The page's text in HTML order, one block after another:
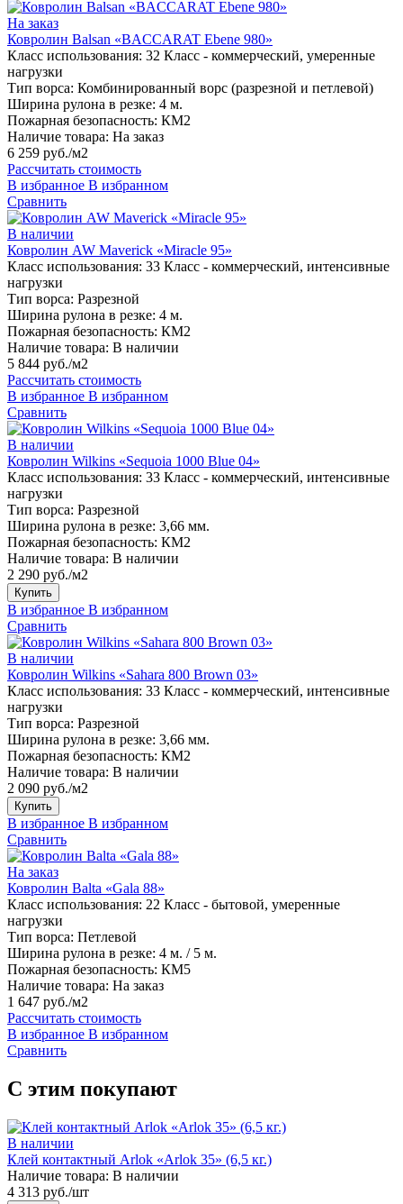
На заказ
Ковролин Balsan «BACCARAT Ebene 980»
Класс использования: 32 Класс - коммерческий, умеренные
нагрузки
Тип ворса: Комбинированный ворс (разрезной и петлевой)
Ширина рулона в резке: 4 м.
Пожарная безопасность: КМ2
Наличие товара: На заказ
6 259 руб./м2
Рассчитать стоимость
В избранное В избранном
Сравнить
В наличии
Ковролин AW Maverick «Miracle 95»
Класс использования: 33 Класс - коммерческий, интенсивные
нагрузки
Тип ворса: Разрезной
Ширина рулона в резке: 4 м.
Пожарная безопасность: КМ2
Наличие товара: В наличии
5 844 руб./м2
Рассчитать стоимость
В избранное В избранном
Сравнить
В наличии
Ковролин Wilkins «Sequoia 1000 Blue 04»
Класс использования: 33 Класс - коммерческий, интенсивные
нагрузки
Тип ворса: Разрезной
Ширина рулона в резке: 3,66 мм.
Пожарная безопасность: КМ2
Наличие товара: В наличии
2 290 руб./м2
Купить
В избранное В избранном
Сравнить
В наличии
Ковролин Wilkins «Sahara 800 Brown 03»
Класс использования: 33 Класс - коммерческий, интенсивные
нагрузки
Тип ворса: Разрезной
Ширина рулона в резке: 3,66 мм.
Пожарная безопасность: КМ2
Наличие товара: В наличии
2 090 руб./м2
Купить
В избранное В избранном
Сравнить
На заказ
Ковролин Balta «Gala 88»
Класс использования: 22 Класс - бытовой, умеренные
нагрузки
Тип ворса: Петлевой
Ширина рулона в резке: 4 м. / 5 м.
Пожарная безопасность: КМ5
Наличие товара: На заказ
1 647 руб./м2
Рассчитать стоимость
В избранное В избранном
Сравнить
С этим покупают
В наличии
Клей контактный Arlok «Arlok 35» (6,5 кг.)
Наличие товара: В наличии
4 313 руб./шт